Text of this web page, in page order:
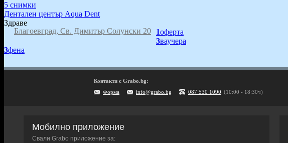
5 снимки
Дентален център Aqua Dent
Здраве
Благоевград, Св. Димитър Солунски 20
1оферта
3ваучера
3фена
Контакти с Grabo.bg:
Форма
info@grabo.bg 087 530 1090 (10:00 - 18:30ч)
Мобилно приложение
Свали Grabo приложение за: